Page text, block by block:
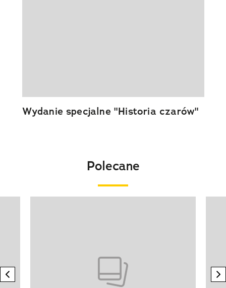
Wydanie specjalne "Historia czarów"
Polecane
previous element